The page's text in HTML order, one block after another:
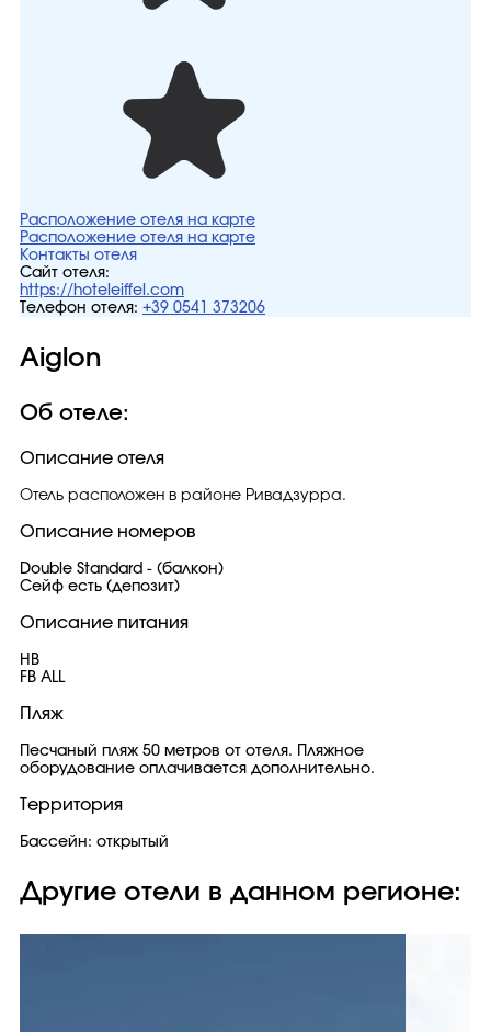
Расположение отеля на карте
Расположение отеля на карте
Контакты отеля
Сайт отеля:
https://hoteleiffel.com
Телефон отеля: +39 0541 373206
Aiglon
Об отеле:
Описание отеля
Отель расположен в районе Ривадзурра.
Описание номеров
Double Standard - (балкон)
Сейф есть (депозит)
Описание питания
HB
FB ALL
Пляж
Песчаный пляж 50 метров от отеля. Пляжное
оборудование оплачивается дополнительно.
Территория
Бассейн: открытый
Другие отели в данном регионе: